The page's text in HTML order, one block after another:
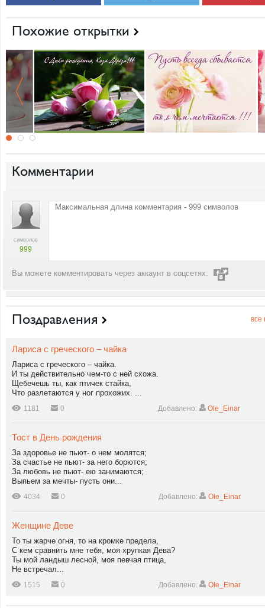
Похожие открытки
Комментарии
символов
999
Вы можете комментировать через аккаунт в соцсетях:
Поздравления все
Лариса с греческого – чайка
Лариса с греческого – чайка.
И ты действительно чем-то с ней схожа.
Щебечешь ты, как птичек стайка,
Что разлетаются у ног прохожих. ...
1181 0 Добавлено: Ole_Einar
Тост в День рождения
За здоровье не пьют- о нем молятся;
За счастье не пьют- за него борются;
За любовь не пьют- ею занимаются;
Выпьем за мечты- пусть они...
4034 0 Добавлено: Ole_Einar
Женщине Деве
То ты жарче огня, то на кромке предела,
С кем сравнить мне тебя, моя хрупкая Дева?
Ты мой ландыш лесной, моя певчая птица,
Не встречал...
1515 0 Добавлено: Ole_Einar